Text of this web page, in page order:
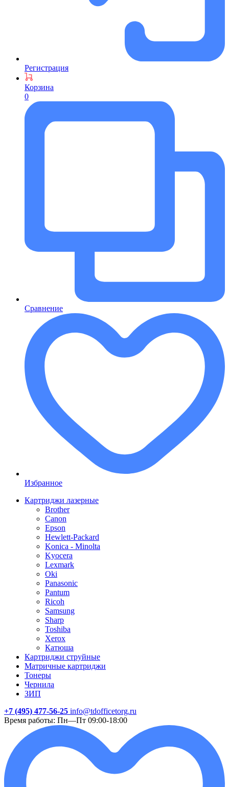
Регистрация
Корзина
0
Сравнение
Избранное
Картриджи лазерные
Brother
Canon
Epson
Hewlett-Packard
Konica - Minolta
Kyocera
Lexmark
Oki
Panasonic
Pantum
Ricoh
Samsung
Sharp
Toshiba
Xerox
Катюша
Картриджи струйные
Матричные картриджи
Тонеры
Чернила
ЗИП
+7 (495) 477-56-25 info@tdofficetorg.ru
Время работы: Пн—Пт 09:00-18:00